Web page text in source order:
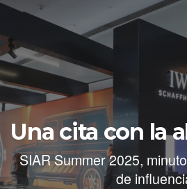
Una cita con la
SIAR Summer 2025,
de